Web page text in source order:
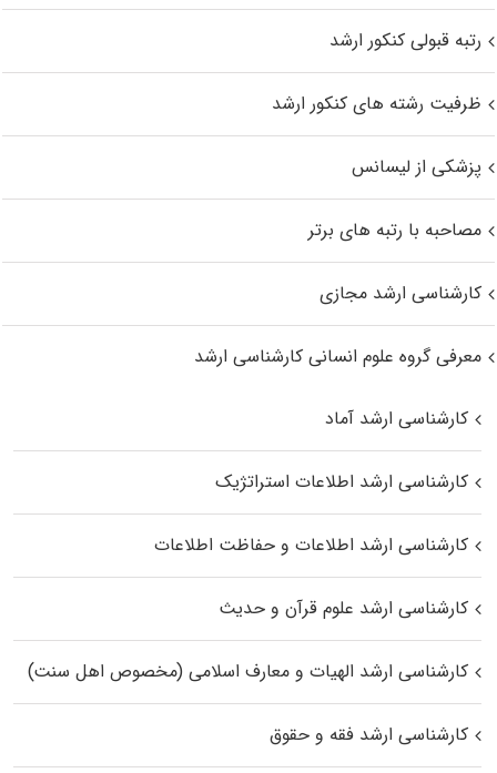
رتبه قبولی کنکور ارشد
ظرفیت رشته های کنکور ارشد
پزشکی از لیسانس
مصاحبه با رتبه های برتر
کارشناسی ارشد مجازی
معرفی گروه علوم انسانی کارشناسی ارشد
کارشناسی ارشد آماد
کارشناسی ارشد اطلاعات استراتژیک
کارشناسی ارشد اطلاعات و حفاظت اطلاعات
کارشناسی ارشد علوم قرآن و حدیث
کارشناسی ارشد الهیات و معارف اسلامی (مخصوص اهل سنت)
کارشناسی ارشد فقه و حقوق